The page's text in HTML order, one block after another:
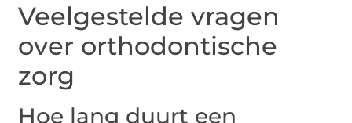
Veelgestelde vragen
over orthodontische
zorg
Hoe lang duurt een